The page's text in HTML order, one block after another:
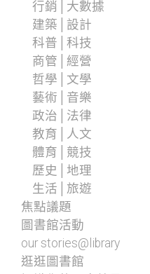
行銷│大數據
建築│設計
科普│科技
商管│經營
哲學│文學
藝術│音樂
政治│法律
教育│人文
體育│競技
歷史│地理
生活│旅遊
焦點議題
圖書館活動
our stories@library
逛逛圖書館